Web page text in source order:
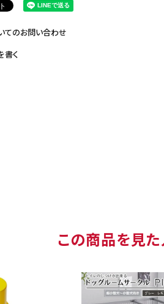
てのお問い合わせ
書く
この商品を見た